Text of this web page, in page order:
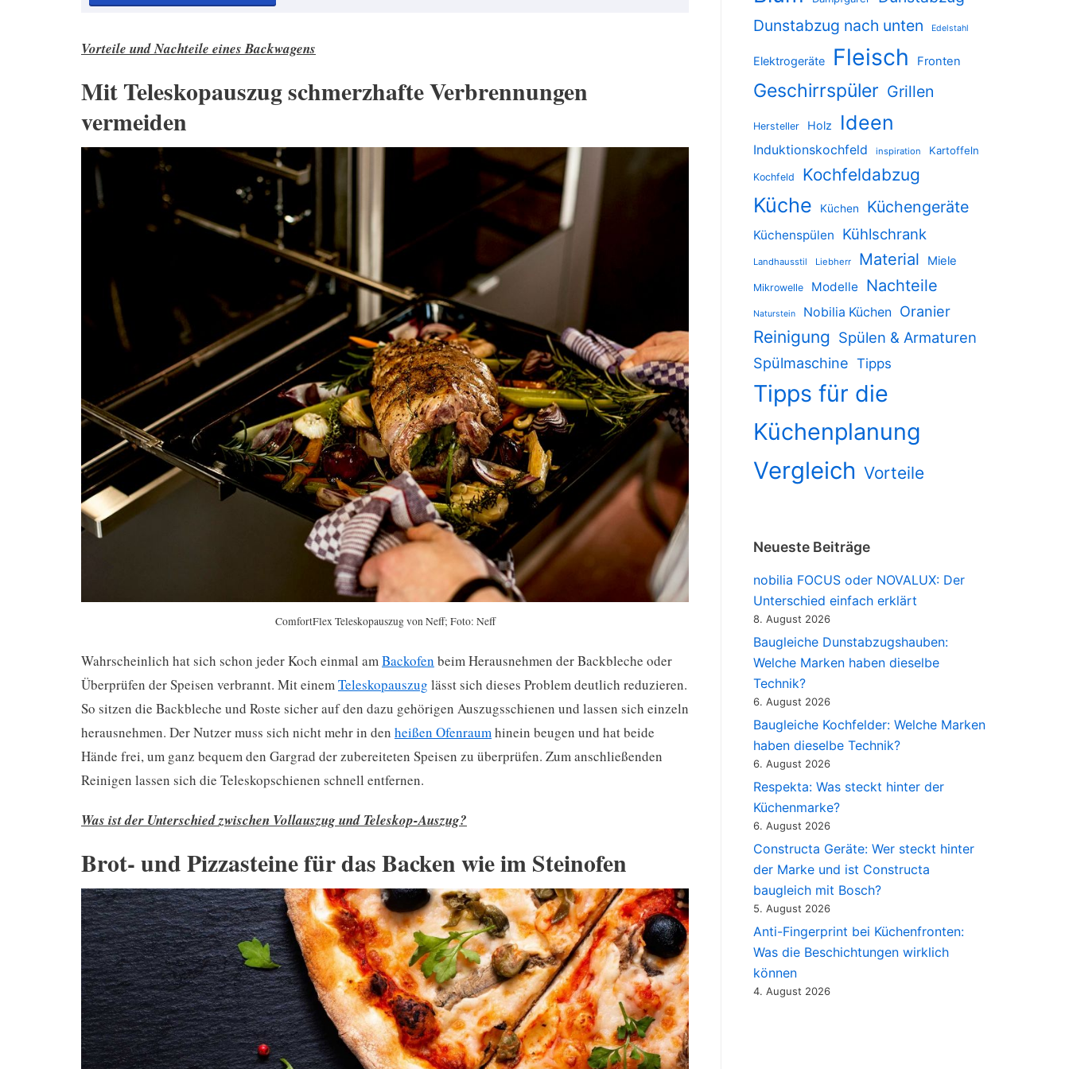
Vorteile und Nachteile eines Backwagens
Mit Teleskopauszug schmerzhafte Verbrennungen
vermeiden
ComfortFlex Teleskopauszug von Neff; Foto: Neff
Wahrscheinlich hat sich schon jeder Koch einmal amBackofen beim Herausnehmen der Backbleche oder
Überprüfen der Speisen verbrannt. Mit einemTeleskopauszug lässt sich dieses Problem deutlich reduzieren.
So sitzen die Backbleche und Roste sicher auf den dazu gehörigen Auszugsschienen und lassen sich einzeln
herausnehmen. Der Nutzer muss sich nicht mehr in den heißen Ofenraumhinein beugen und hat beide
Hände frei, um ganz bequem den Gargrad der zubereiteten Speisen zu überprüfen. Zum anschließenden
Reinigen lassen sich die Teleskopschienen schnell entfernen.
Was ist der Unterschied zwischen Vollauszug und Teleskop-Auszug?
Brot- und Pizzasteine für das Backen wie im Steinofen
Dunstabzug nach unten
Edelstahl
Elektrogeräte Fleisch Fronten
Geschirrspüler Grillen
Hersteller Holz Ideen
Induktionskochfeld inspiration Kartoffeln
Kochfeld Kochfeldabzug
Küche Küchen Küchengeräte
Küchenspülen Kühlschrank
Landhausstil Liebherr Material Miele
Mikrowelle Modelle Nachteile
Naturstein Nobilia Küchen Oranier
Reinigung Spülen & Armaturen
Spülmaschine Tipps
Tipps für die
Küchenplanung
Vergleich Vorteile
Neueste Beiträge
nobilia FOCUS oder NOVALUX: Der
Unterschied einfach erklärt
8. August 2026
Baugleiche Dunstabzugshauben:
Welche Marken haben dieselbe
Technik?
6. August 2026
Baugleiche Kochfelder: Welche Marken
haben dieselbe Technik?
6. August 2026
Respekta: Was steckt hinter der
Küchenmarke?
6. August 2026
Constructa Geräte: Wer steckt hinter
der Marke und ist Constructa
baugleich mit Bosch?
5. August 2026
Anti-Fingerprint bei Küchenfronten:
Was die Beschichtungen wirklich
können
4. August 2026